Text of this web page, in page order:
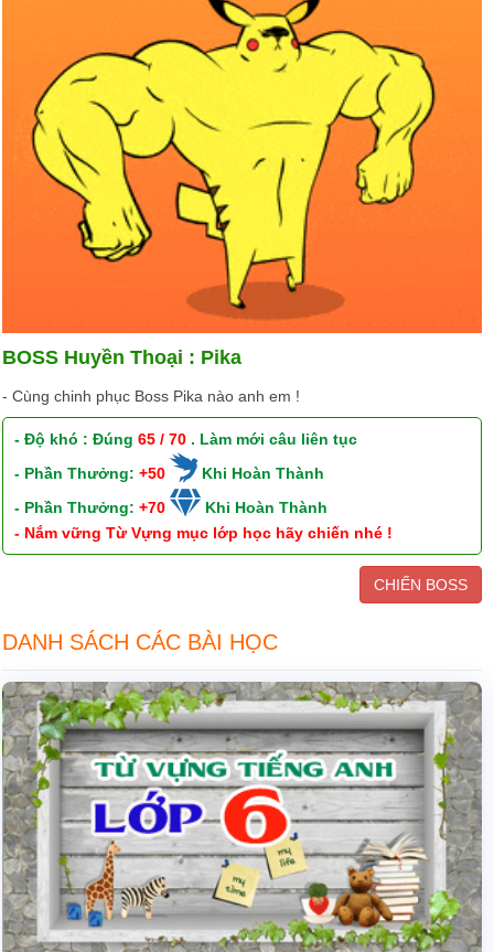
BOSS Huyền Thoại : Pika
- Cùng chinh phục Boss Pika nào anh em !
- Độ khó : Đúng65 / 70 . Làm mới câu liên tục
- Phần Thưởng:+50
Khi Hoàn Thành
- Phần Thưởng:+70
Khi Hoàn Thành
- Nắm vững Từ Vựng mục lớp học hãy chiến nhé !
CHIẾN BOSS
DANH SÁCH CÁC BÀI HỌC